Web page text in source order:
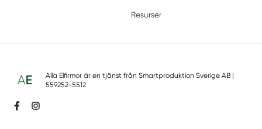
Resurser
Alla Elfirmor är en tjänst från Smartproduktion Sverige AB|
559252-5512